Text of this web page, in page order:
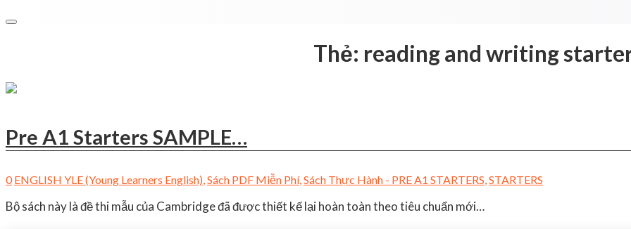
Thẻ: reading and writing
Pre A1 Starters SAMPLE…
0 ENGLISH YLE (Young Learners English),Sách PDF Miễn Phí,Sách Thực Hành - PRE A1 STARTERS,STARTERS
Bộ sách này là đề thi mẫu của Cambridge đã được thiết kế lại hoàn toàn theo tiêu chuẩn mới…